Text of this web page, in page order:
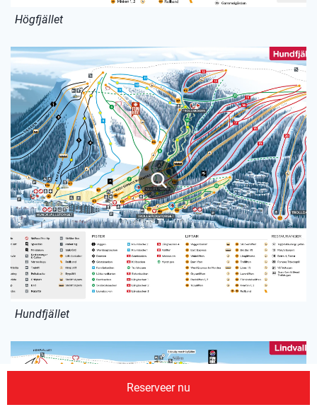
Högfjället
Hundfjället
Reserveer nu